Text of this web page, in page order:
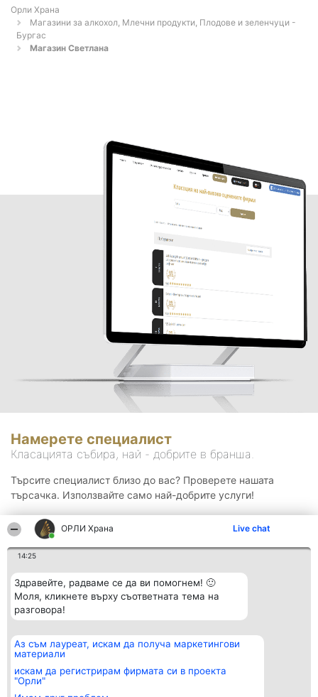
ОРЛИ Храна Live chat
14:25
Здравейте, радваме се да ви помогнем! 🙂
Моля, кликнете върху съответната тема на
разговора!
Аз съм лауреат, искам да получа маркетингови
материали
искам да регистрирам фирмата си в проекта
"Орли"
Орли Храна
Магазини за алкохол, Млечни продукти, Плодове и зеленчуци -
Бургас
Магазин Светлана
Намерете специалист
Класацията събира, най - добрите в бранша.
Търсите специалист близо до вас? Проверете нашата
търсачка. Използвайте само най-добрите услуги!
Организатор на
класиране
BulevardulAleea Timișul De
Sus Nr. 2, Bl. A30, Sc. A, Et.
Класация
всички
Контакти